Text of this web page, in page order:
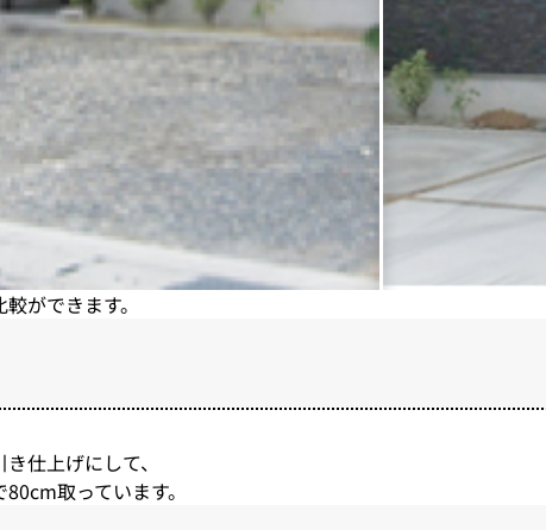
ができます。
仕上げにして、
取っています。